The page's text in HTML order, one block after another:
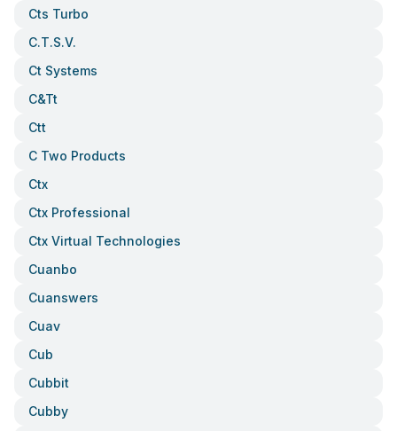
Cts Turbo
C.t.s.v.
Ct Systems
C&tt
Ctt
C Two Products
Ctx
Ctx Professional
Ctx Virtual Technologies
Cuanbo
Cuanswers
Cuav
Cub
Cubbit
Cubby